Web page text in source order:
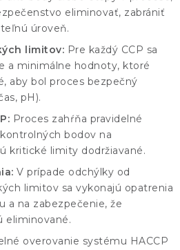
eliminovať, zabrániť
úroveň.
limitov: Pre každý CCP sa
a minimálne hodnoty, ktoré
aby bol proces bezpečný
pH).
Proces zahŕňa pravidelné
bodov na
kritické limity dodržiavané.
V prípade odchýlky od
limitov sa vykonajú opatrenia
a na zabezpečenie, že
eliminované.
overovanie systému HACCP